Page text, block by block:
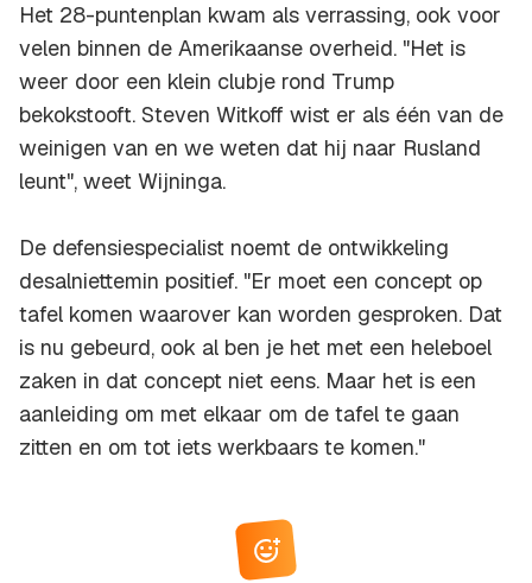
Het 28-puntenplan kwam als verrassing, ook voor
velen binnen de Amerikaanse overheid. "Het is
weer door een klein clubje rond Trump
bekokstooft. Steven Witkoff wist er als één van de
weinigen van en we weten dat hij naar Rusland
leunt", weet Wijninga.
De defensiespecialist noemt de ontwikkeling
desalniettemin positief. "Er moet een concept op
tafel komen waarover kan worden gesproken. Dat
is nu gebeurd, ook al ben je het met een heleboel
zaken in dat concept niet eens. Maar het is een
aanleiding om met elkaar om de tafel te gaan
zitten en om tot iets werkbaars te komen."